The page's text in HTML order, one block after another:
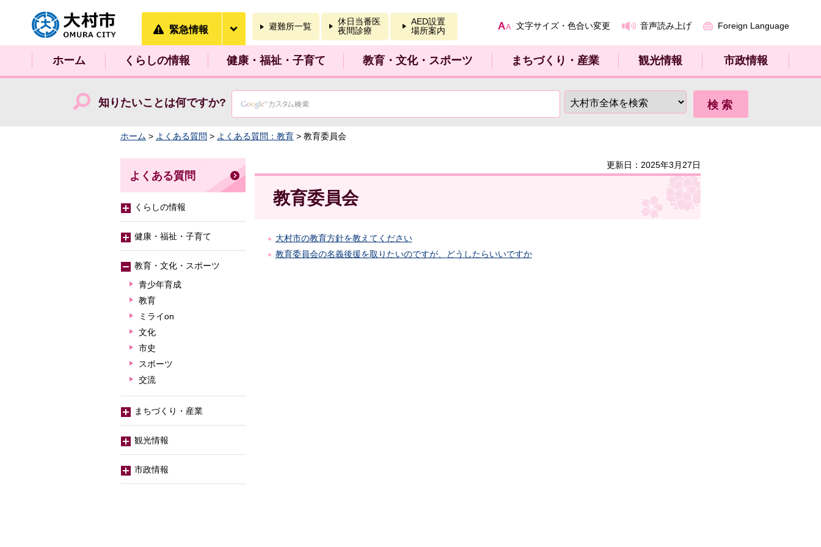
大村市
緊急情報 避難所一覧
休日当番医
夜間診療
AED設置
場所案内
文字サイズ・色合い変更 音声読み上げ Foreign Language
ホーム くらしの情報 健康・福祉・子育て 教育・文化・スポーツ まちづくり・産業 観光情報 市政情報
知りたいことは何ですか?
ホーム > よくある質問 > よくある質問：教育 > 教育委員会
更新日：2025年3月27日
教育委員会
大村市の教育方針を教えてください
教育委員会の名義後援を取りたいのですが、どうしたらいいですか
よくある質問
くらしの情報
健康・福祉・子育て
教育・文化・スポーツ
青少年育成
教育
ミライon
文化
市史
スポーツ
交流
まちづくり・産業
観光情報
市政情報